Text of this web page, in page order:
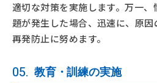
適切な対策を実施します。万一
題が発生した場合、迅速に、原因
再発防止に努めます。
05. 教育・訓練の実施